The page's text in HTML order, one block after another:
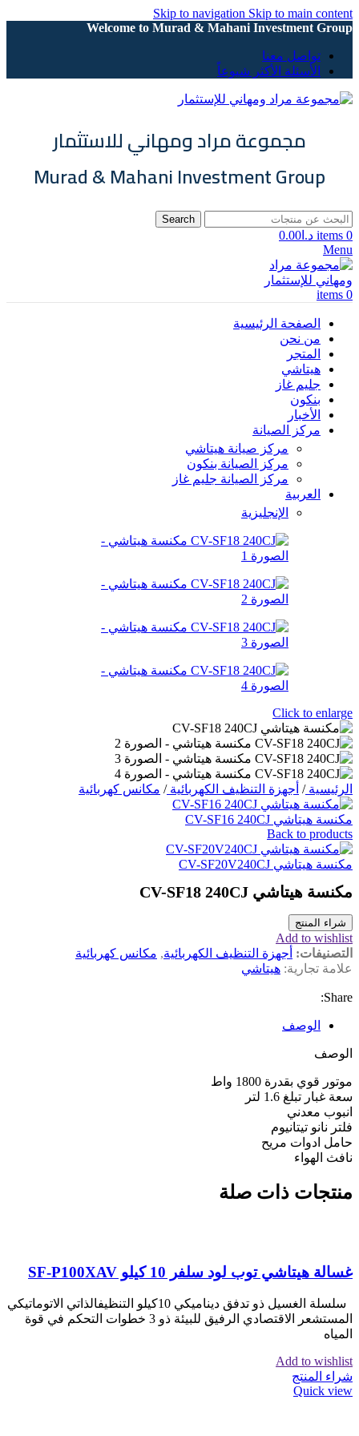
Skip to navigation Skip to main content
Welcome to Murad & Mahani Investment Group
تواصل معنا
الأسئلة الأكثر شيوعاً
مجموعة مراد ومهاني للاستثمار
Murad & Mahani Investment Group
Search
0
items د.ا 0.00
Menu
0
items
الصفحة الرئيسية
من نحن
المتجر
هيتاشي
جليم غاز
بنكون
الأخبار
مركز الصيانة
مركز صيانة هيتاشي
مركز الصيانة بنكون
مركز الصيانة جليم غاز
العربية
الإنجليزية
Click to enlarge
الرئيسية/ أجهزة التنظيف الكهربائية/ مكانس كهربائية
مكنسة هيتاشي CV-SF16 240CJ
Back to products
مكنسة هيتاشي CV-SF20V240CJ
مكنسة هيتاشي CV-SF18 240CJ
شراء المنتج
Add to wishlist
التصنيفات: أجهزة التنظيف الكهربائية, مكانس كهربائية
علامة تجارية: هيتاشي
Share:
الوصف
الوصف
موتور قوي بقدرة 1800 واط
سعة غبار تبلغ 1.6 لتر
انبوب معدني
فلتر نانو تيتانيوم
حامل ادوات مريح
نافث الهواء
منتجات ذات صلة
غسالة هيتاشي توب لود سلفر 10 كيلو SF-P100XAV
سلسلة الغسيل ذو تدفق ديناميكي 10كيلو التنظيفالذاتي الاتوماتيكي
المستشعر الاقتصادي الرفيق للبيئة ذو 3 خطوات التحكم في قوة
المياه
Add to wishlist
شراء المنتج
Quick view